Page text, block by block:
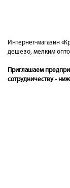
Интернет-магазин
дешево, мелким
Приглашаем
сотрудничеству -